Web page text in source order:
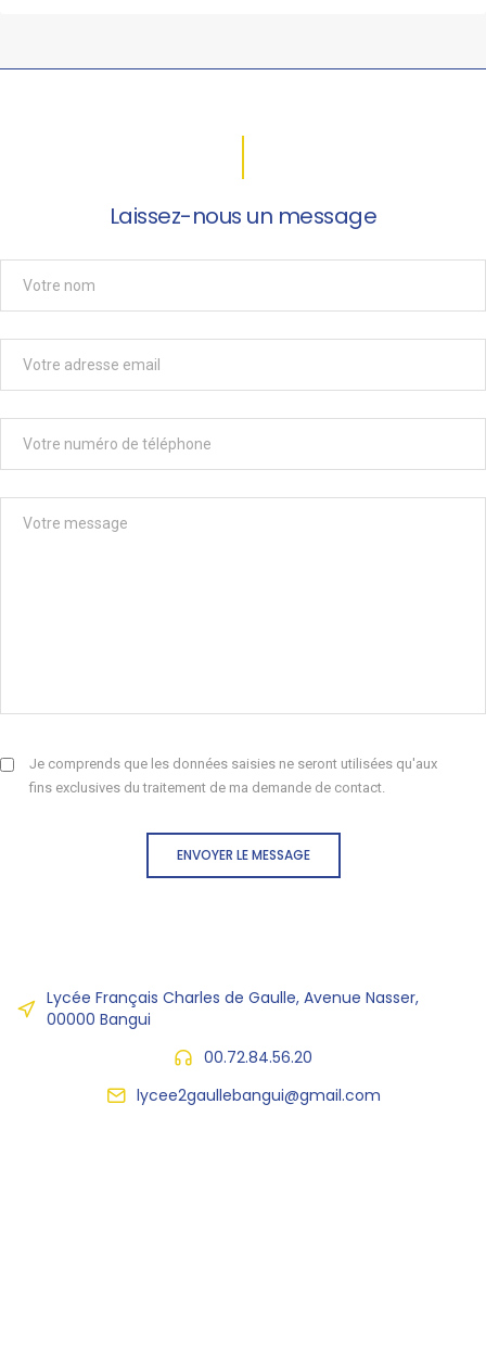
Laissez-nous un message
Je comprends que les données saisies ne seront utilisées qu'aux
fins exclusives du traitement de ma demande de contact.
ENVOYER LE MESSAGE
Lycée Français Charles de Gaulle, Avenue Nasser,
00000 Bangui
00.72.84.56.20
lycee2gaullebangui@gmail.com